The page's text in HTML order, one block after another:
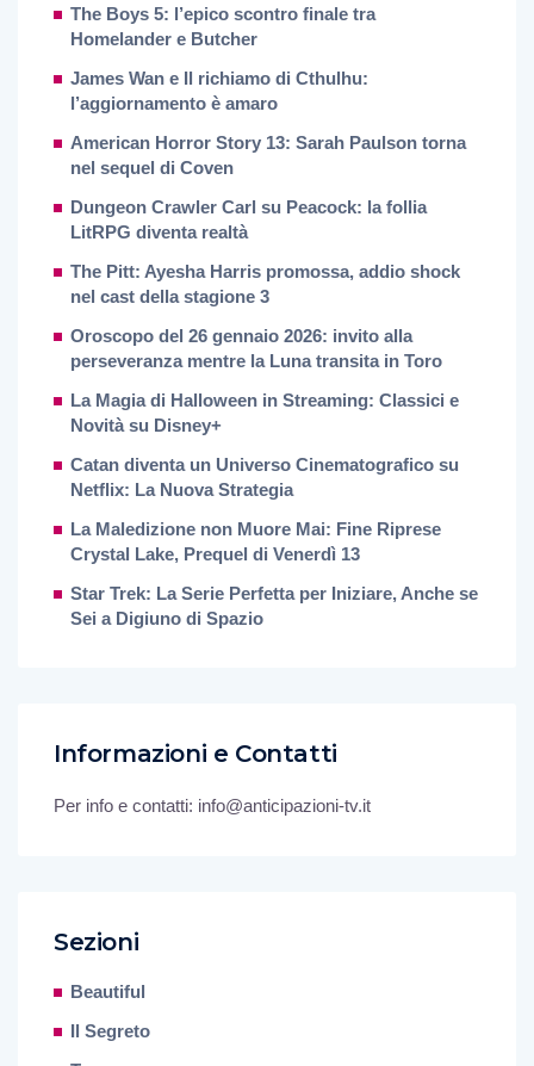
The Boys 5: l’epico scontro finale tra
Homelander e Butcher
James Wan e Il richiamo di Cthulhu:
l’aggiornamento è amaro
American Horror Story 13: Sarah Paulson torna
nel sequel di Coven
Dungeon Crawler Carl su Peacock: la follia
LitRPG diventa realtà
The Pitt: Ayesha Harris promossa, addio shock
nel cast della stagione 3
Oroscopo del 26 gennaio 2026: invito alla
perseveranza mentre la Luna transita in Toro
La Magia di Halloween in Streaming: Classici e
Novità su Disney+
Catan diventa un Universo Cinematografico su
Netflix: La Nuova Strategia
La Maledizione non Muore Mai: Fine Riprese
Crystal Lake, Prequel di Venerdì 13
Star Trek: La Serie Perfetta per Iniziare, Anche se
Sei a Digiuno di Spazio
Informazioni e Contatti
Per info e contatti: info@anticipazioni-tv.it
Sezioni
Beautiful
Il Segreto